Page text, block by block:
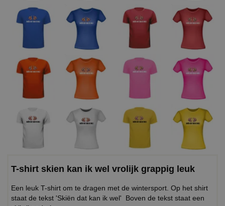
T-shirt skien kan ik wel vrolijk grappig leuk
Een leuk T-shirt om te dragen met de wintersport. Op het shirt
staat de tekst 'Skiën dat kan ik wel' Boven de tekst staat een